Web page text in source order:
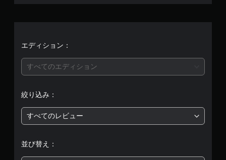
エディション：
すべてのエディション
絞り込み：
すべてのレビュー
並び替え：